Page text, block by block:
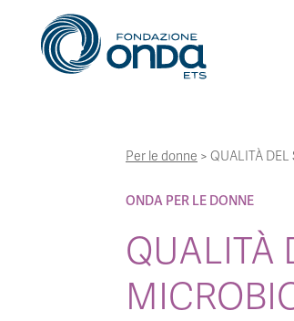
Per le donne > QUALITÀ DEL
ONDA PER LE DONNE
QUALITÀ